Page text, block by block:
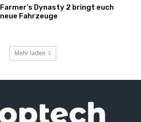
Farmer’s Dynasty 2 bringt euch
neue Fahrzeuge
Mehr laden